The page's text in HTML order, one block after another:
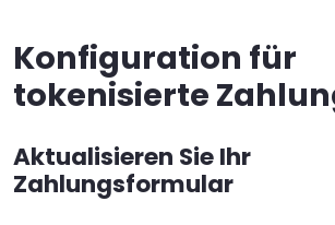
Konfiguration für
tokenisierte
Aktualisieren Sie Ihr
Zahlungsformular